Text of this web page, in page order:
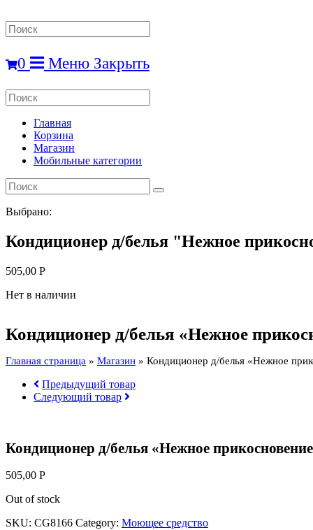
Search
this
0 Меню Закрыть
Search
this
websiteГлавная
Корзина
Магазин
Мобильные категории
Выбрано:
Кондиционер д/белья "Нежное
505,00 Р
Нет в наличии
Кондиционер д/белья «Нежное
Главная страница » Магазин » Кондиционер д/белья «Нежное
Предыдущий товар
Следующий товар
Кондиционер д/белья «Нежное
505,00 Р
Out of stock
SKU: CG8166 Category: Моющее средство